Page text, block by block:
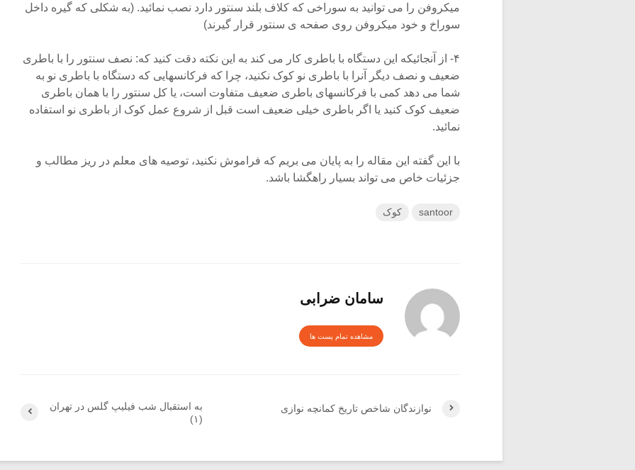
میکروفن را می توانید به سوراخی که کلاف بلند سنتور دارد نصب نمائید. (به شکلی که گیره داخل
سوراخ و خود میکروفن روی صفحه ی سنتور قرار گیرند)
۴- از آنجائیکه این دستگاه با باطری کار می کند به این نکته دقت کنید که: نصف سنتور را با باطری
ضعیف و نصف دیگر آنرا با باطری نو کوک نکنید، چرا که فرکانسهایی که دستگاه با باطری نو به
شما می دهد کمی با فرکانسهای باطری ضعیف متفاوت است، یا کل سنتور را با همان باطری
ضعیف کوک کنید یا اگر باطری خیلی ضعیف است قبل از شروع عمل کوک از باطری نو استفاده
نمائید.
با این گفته این مقاله را به پایان می بریم که فراموش نکنید، توصیه های معلم در ریز مطالب و
جزئیات خاص می تواند بسیار راهگشا باشد.
santoor کوک
سامان ضرابی
مشاهده تمام پست ها
به استقبال شب فیلیپ گلس در تهران
(۱)
نوازندگان شاخص تاریخ کمانچه نوازی